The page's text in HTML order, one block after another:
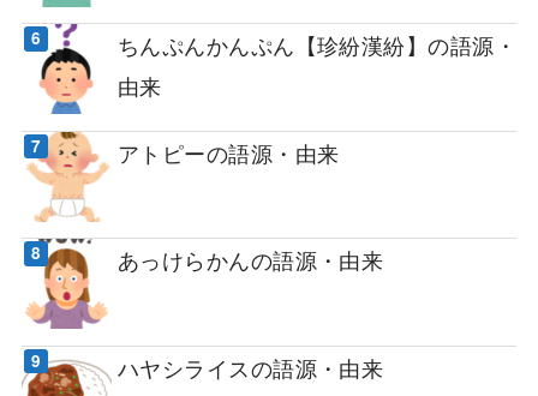
ちんぷんかんぷん【珍紛漢紛】の語源・
由来
アトピーの語源・由来
あっけらかんの語源・由来
ハヤシライスの語源・由来